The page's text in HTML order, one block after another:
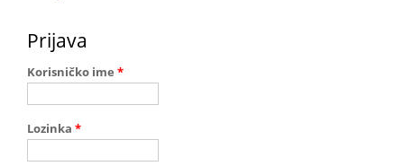
Prijava
Korisničko ime *
Lozinka *